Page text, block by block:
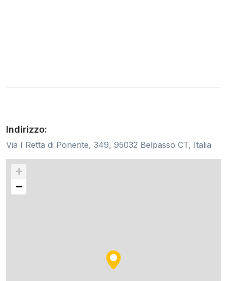
Indirizzo:
Via I Retta di Ponente, 349, 95032 Belpasso CT, Italia
+
−